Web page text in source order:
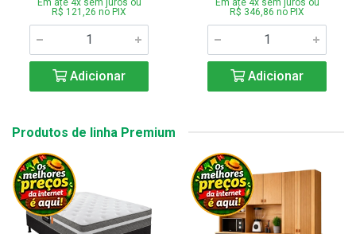
Em até 4x sem juros ou
R$ 121,26 no PIX
Adicionar
Em até 4x sem juros ou
R$ 346,86 no PIX
Adicionar
Produtos de linha Premium